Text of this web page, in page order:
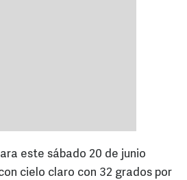
este sábado 20 de junio
cielo claro con 32 grados por